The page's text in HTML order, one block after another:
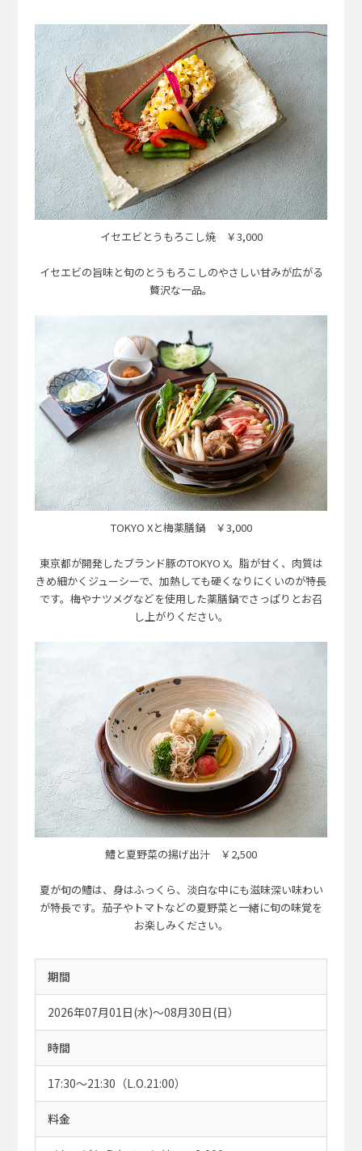
イセエビとうもろこし焼 ￥3,000
イセエビの旨味と旬のとうもろこしのやさしい甘みが広がる
贅沢な一品。
TOKYO Xと梅薬膳鍋 ￥3,000
東京都が開発したブランド豚のTOKYO X。脂が甘く、肉質は
きめ細かくジューシーで、加熱しても硬くなりにくいのが特長
です。梅やナツメグなどを使用した薬膳鍋でさっぱりとお召
し上がりください。
鱧と夏野菜の揚げ出汁 ￥2,500
夏が旬の鱧は、身はふっくら、淡白な中にも滋味深い味わい
が特長です。茄子やトマトなどの夏野菜と一緒に旬の味覚を
お楽しみください。
期間
2026年07月01日(水)〜08月30日(日）
時間
17:30～21:30（L.O.21:00）
料金